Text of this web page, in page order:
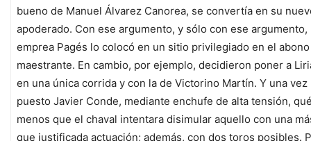
bueno de Manuel Álvarez Canorea, se convertía en su
apoderado. Con ese argumento, y sólo con ese argumento,
emprea Pagés lo colocó en un sitio privilegiado en el abono
maestrante. En cambio, por ejemplo, decidieron poner a
en una única corrida y con la de Victorino Martín. Y una vez
puesto Javier Conde, mediante enchufe de alta tensión,
menos que el chaval intentara disimular aquello con una
que justificada actuación; además, con dos toros posibles.